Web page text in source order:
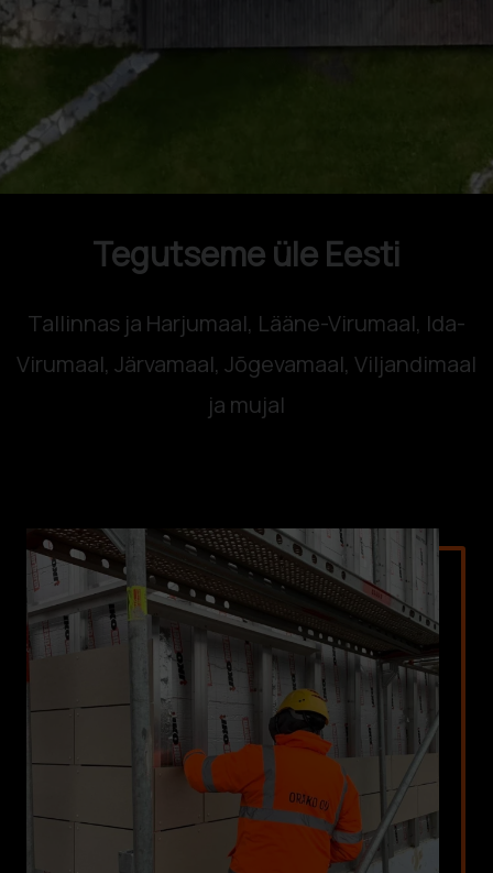
Tegutseme üle Eesti
Tallinnas ja Harjumaal, Lääne-Virumaal, Ida-
Virumaal, Järvamaal, Jõgevamaal, Viljandimaal
ja mujal